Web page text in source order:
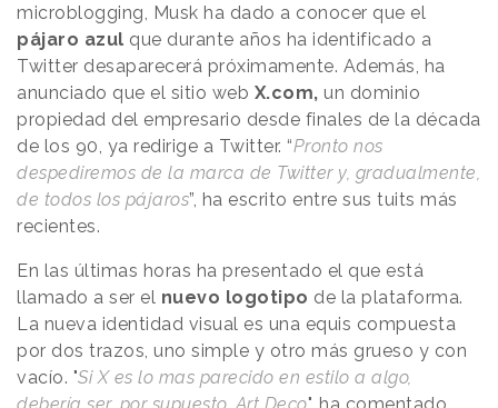
microblogging, Musk ha dado a conocer que el
pájaro azul que durante años ha identificado a
Twitter desaparecerá próximamente. Además, ha
anunciado que el sitio web X.com, un dominio
propiedad del empresario desde finales de la década
de los 90, ya redirige a Twitter. “Pronto nos
despediremos de la marca de Twitter y, gradualmente,
de todos los pájaros”, ha escrito entre sus tuits más
recientes.
En las últimas horas ha presentado el que está
llamado a ser el nuevo logotipo de la plataforma.
La nueva identidad visual es una equis compuesta
por dos trazos, uno simple y otro más grueso y con
vacío. "Si X es lo mas parecido en estilo a algo,
debería ser, por supuesto, Art Deco", ha comentado